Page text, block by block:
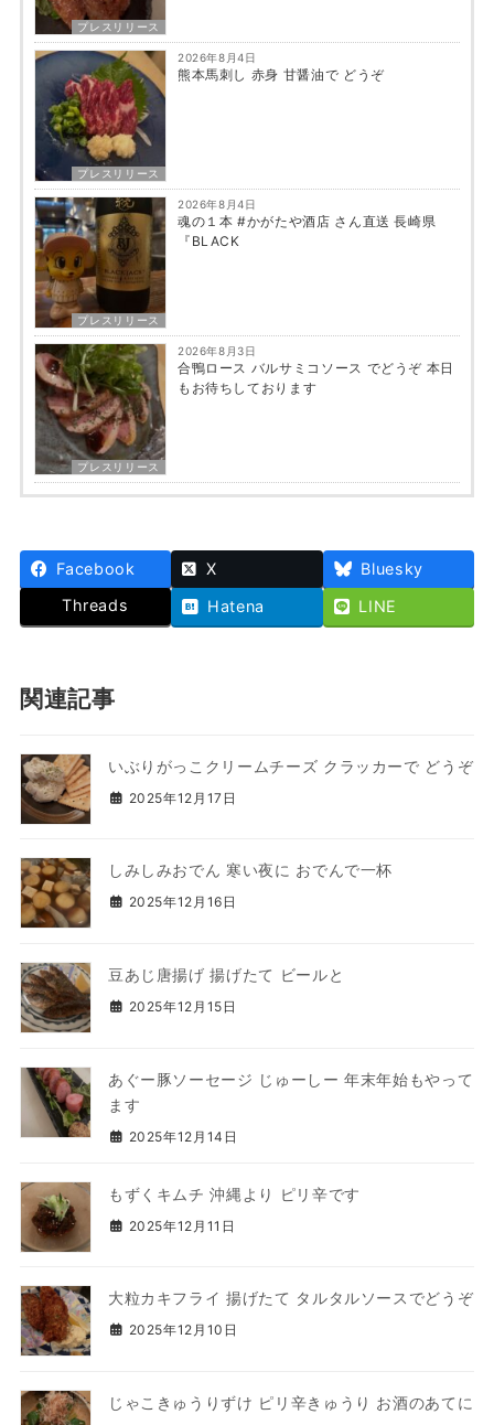
プレスリリース
プレスリリース
2026年8月4日
熊本馬刺し 赤身 甘醤油で どうぞ
プレスリリース
2026年8月4日
魂の１本 #かがたや酒店 さん直送 長崎県
『BLACK
プレスリリース
2026年8月3日
合鴨ロース バルサミコソース でどうぞ 本日
もお待ちしております
Facebook X
Bluesky
Threads
Hatena LINE
関連記事
いぶりがっこクリームチーズ クラッカーで どうぞ
2025年12月17日
しみしみおでん 寒い夜に おでんで一杯
2025年12月16日
豆あじ唐揚げ 揚げたて ビールと
2025年12月15日
あぐー豚ソーセージ じゅーしー 年末年始もやって
ます
2025年12月14日
もずくキムチ 沖縄より ピリ辛です
2025年12月11日
大粒カキフライ 揚げたて タルタルソースでどうぞ
2025年12月10日
じゃこきゅうりずけ ピリ辛きゅうり お酒のあてに